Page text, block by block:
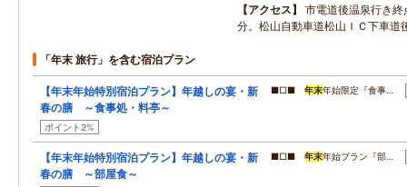
アクセス
市電道後温泉行き
分。松山自動車道松山ＩＣ下車道
「年末 旅行」を含む宿泊プラン
【年末年始特別宿泊プラン】年越しの宴・新
春の膳 ～食事処・料亭～
ポイント2%
■□■年末年始限定『食事…
【年末年始特別宿泊プラン】年越しの宴・新
春の膳 ～部屋食～
■□■年末年始プラン『部…